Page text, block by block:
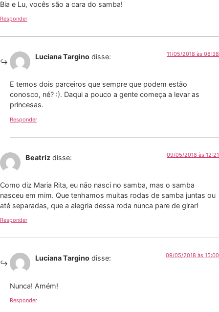
Bia e Lu, vocês são a cara do samba!
Responder
Luciana Targino disse: 11/05/2018 às 08:38
E temos dois parceiros que sempre que podem estão
conosco, né? :). Daqui a pouco a gente começa a levar as
princesas.
Responder
Beatriz disse: 09/05/2018 às 12:21
Como diz Maria Rita, eu não nasci no samba, mas o samba
nasceu em mim. Que tenhamos muitas rodas de samba juntas ou
até separadas, que a alegria dessa roda nunca pare de girar!
Responder
Luciana Targino disse: 09/05/2018 às 15:00
Nunca! Amém!
Responder